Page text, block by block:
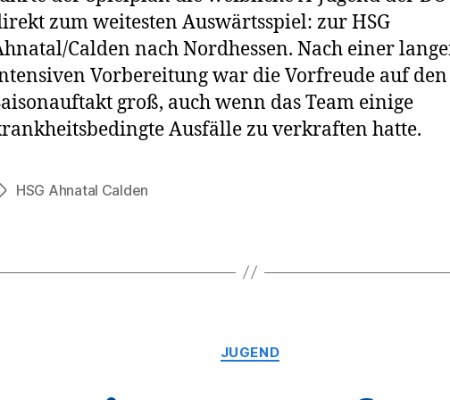
zum weitesten Auswärtsspiel: zur HSG
Calden nach Nordhessen. Nach einer
Vorbereitung war die Vorfreude auf den
groß, auch wenn das Team einige
Ausfälle zu verkraften hatte.
HSG Ahnatal Calden
Kategorien
JUGEND